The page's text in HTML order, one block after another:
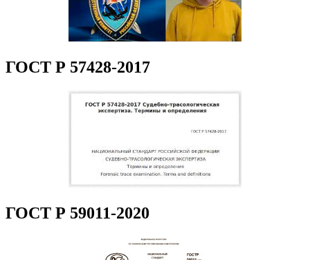
ГОСТ Р 57428-2017
ГОСТ Р 59011-2020